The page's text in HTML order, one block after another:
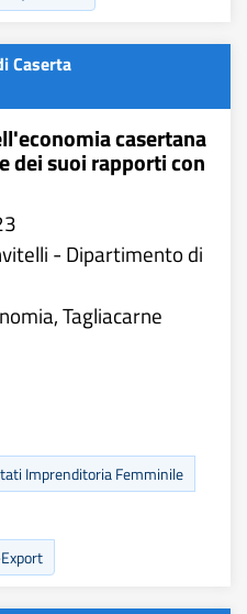
Caserta
casertana
dei suoi rapporti con
- Dipartimento di
Tagliacarne
Imprenditoria Femminile